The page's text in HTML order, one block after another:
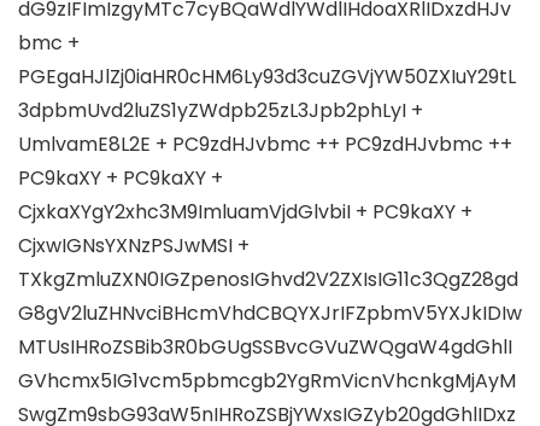
dG9zIFImIzgyMTc7cyBQaWdlYWdlIHdoaXRlIDxzdHJv
bmc +
PGEgaHJlZj0iaHR0cHM6Ly93d3cuZGVjYW50ZXIuY29tL
3dpbmUvd2luZS1yZWdpb25zL3Jpb2phLyI +
UmlvamE8L2E + PC9zdHJvbmc ++ PC9zdHJvbmc ++
PC9kaXY + PC9kaXY +
CjxkaXYgY2xhc3M9ImluamVjdGlvbiI + PC9kaXY +
CjxwIGNsYXNzPSJwMSI +
TXkgZmluZXN0IGZpenosIGhvd2V2ZXIsIG11c3QgZ28gd
G8gV2luZHNvciBHcmVhdCBQYXJrIFZpbmV5YXJkIDIw
MTUsIHRoZSBib3R0bGUgSSBvcGVuZWQgaW4gdGhlI
GVhcmx5IG1vcm5pbmcgb2YgRmVicnVhcnkgMjAyM
SwgZm9sbG93aW5nIHRoZSBjYWxsIGZyb20gdGhlIDxz